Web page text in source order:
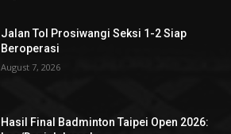
Jalan Tol Prosiwangi Seksi 1-2 Siap
Beroperasi
August 7, 2026
Hasil Final Badminton Taipei Open 2026: